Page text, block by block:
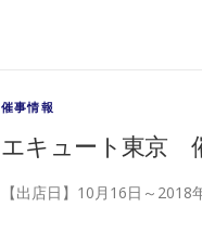
催事情報
エキュート東京
【出店日】10月16日～